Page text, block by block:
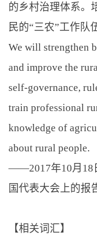
的乡村治理体系。
民的“三农”工作队
We will strengthen
and improve the
self-governance,
train professional
knowledge of
about rural people.
——2017年10月18
国代表大会上的报
【相关词汇】